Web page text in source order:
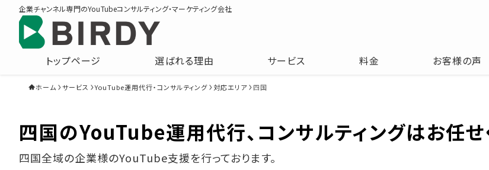
企業チャンネル専門のYouTubeコンサルティング・マーケティング会社
トップページ 選ばれる理由 サービス 料金 お客様の声
ホーム サービス YouTube運用代行・コンサルティング 対応エリア 四国
四国のYouTube運用代行、コンサルティングはお任せ
四国全域の企業様のYouTube支援を行っております。